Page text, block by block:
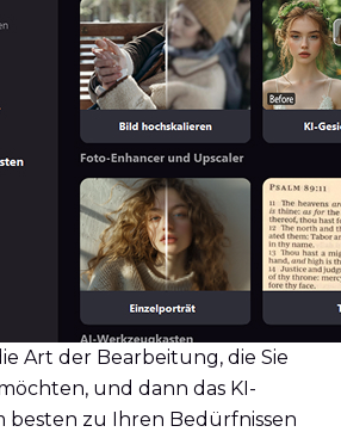
Art der Bearbeitung, die Sie
und dann das KI-
besten zu Ihren Bedürfnissen